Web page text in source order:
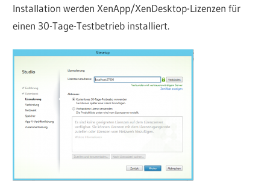
Installation werden XenApp/XenDesktop-Lizenzen für
einen 30-Tage-Testbetrieb installiert.